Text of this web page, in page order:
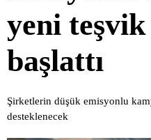
yeni
başlattı
Şirketlerin düşük emisyonlu
desteklenecek